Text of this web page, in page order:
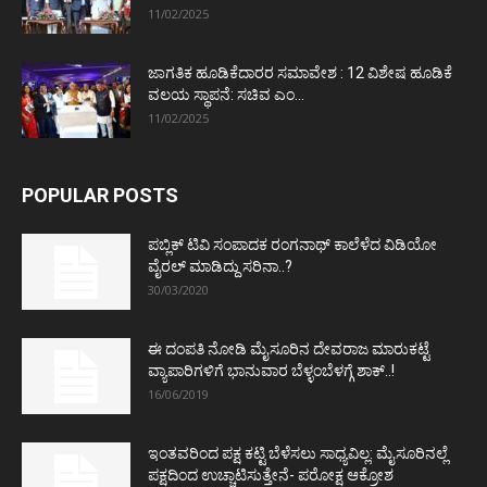
11/02/2025
ಜಾಗತಿಕ ಹೂಡಿಕೆದಾರರ ಸಮಾವೇಶ : 12 ವಿಶೇಷ ಹೂಡಿಕೆ
ವಲಯ ಸ್ಥಾಪನೆ: ಸಚಿವ ಎಂ...
11/02/2025
POPULAR POSTS
ಪಬ್ಲಿಕ್ ಟಿವಿ ಸಂಪಾದಕ ರಂಗನಾಥ್ ಕಾಲೆಳೆದ ವಿಡಿಯೋ
ವೈರಲ್ ಮಾಡಿದ್ದು ಸರಿನಾ..?
30/03/2020
ಈ ದಂಪತಿ ನೋಡಿ ಮೈಸೂರಿನ ದೇವರಾಜ ಮಾರುಕಟ್ಟೆ
ವ್ಯಾಪಾರಿಗಳಿಗೆ ಭಾನುವಾರ ಬೆಳ್ಳಂಬೆಳಗ್ಗೆ ಶಾಕ್..!
16/06/2019
ಇಂತವರಿಂದ ಪಕ್ಷ ಕಟ್ಟಿ ಬೆಳೆಸಲು ಸಾಧ್ಯವಿಲ್ಲ: ಮೈಸೂರಿನಲ್ಲೆ
ಪಕ್ಷದಿಂದ ಉಚ್ಚಾಟಿಸುತ್ತೇನೆ- ಪರೋಕ್ಷ ಆಕ್ರೋಶ